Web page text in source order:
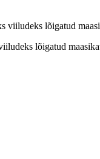
lõigatud